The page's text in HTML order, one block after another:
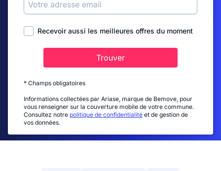
Recevoir aussi les meilleures offres du moment
Trouver
* Champs obligatoires
Informations collectées par Ariase, marque de Bemove, pour
vous renseigner sur la couverture mobile de votre commune.
Consultez notre politique de confidentialité et de gestion de
vos données.